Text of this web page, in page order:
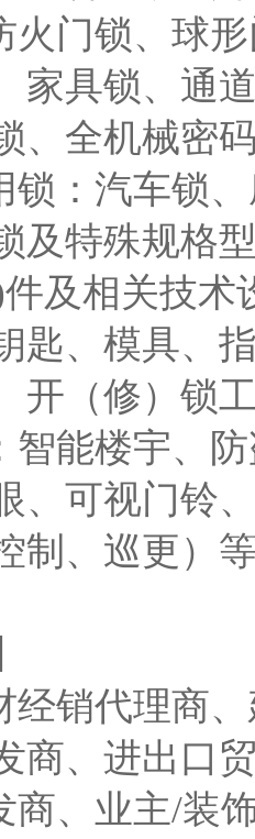
火门锁、球
家具锁、通
、全机械密
锁：汽车锁
及特殊规格
及相关技
匙、模具、
开（修）锁
智能楼宇、
、可视门铃
制、巡更）
经销代理商
商、进出口
商、业主/装